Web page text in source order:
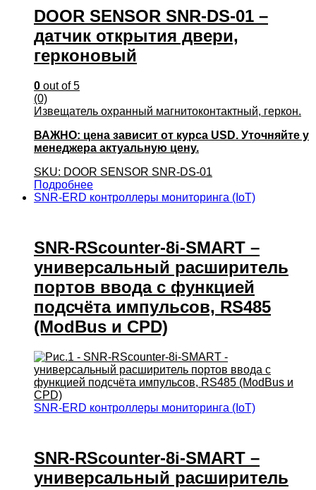
DOOR SENSOR SNR-DS-01 –
датчик открытия двери,
герконовый
0 out of 5
(0)
Извещатель охранный магнитоконтактный, геркон.
ВАЖНО: цена зависит от курса USD. Уточняйте у
менеджера актуальную цену.
SKU: DOOR SENSOR SNR-DS-01
Подробнее
SNR-ERD контроллеры мониторинга (IoT)
SNR-RScounter-8i-SMART –
универсальный расширитель
портов ввода с функцией
подсчёта импульсов, RS485
(ModBus и CPD)
SNR-ERD контроллеры мониторинга (IoT)
SNR-RScounter-8i-SMART –
универсальный расширитель